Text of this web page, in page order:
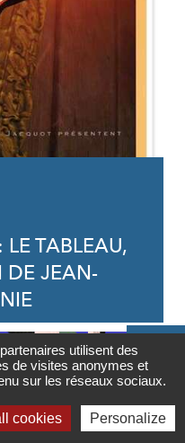
Contact

Newsletter
TABLEAU,
JEAN-
utilisent des
de visites anonymes et
sur les réseaux sociaux.
cookies Personalize